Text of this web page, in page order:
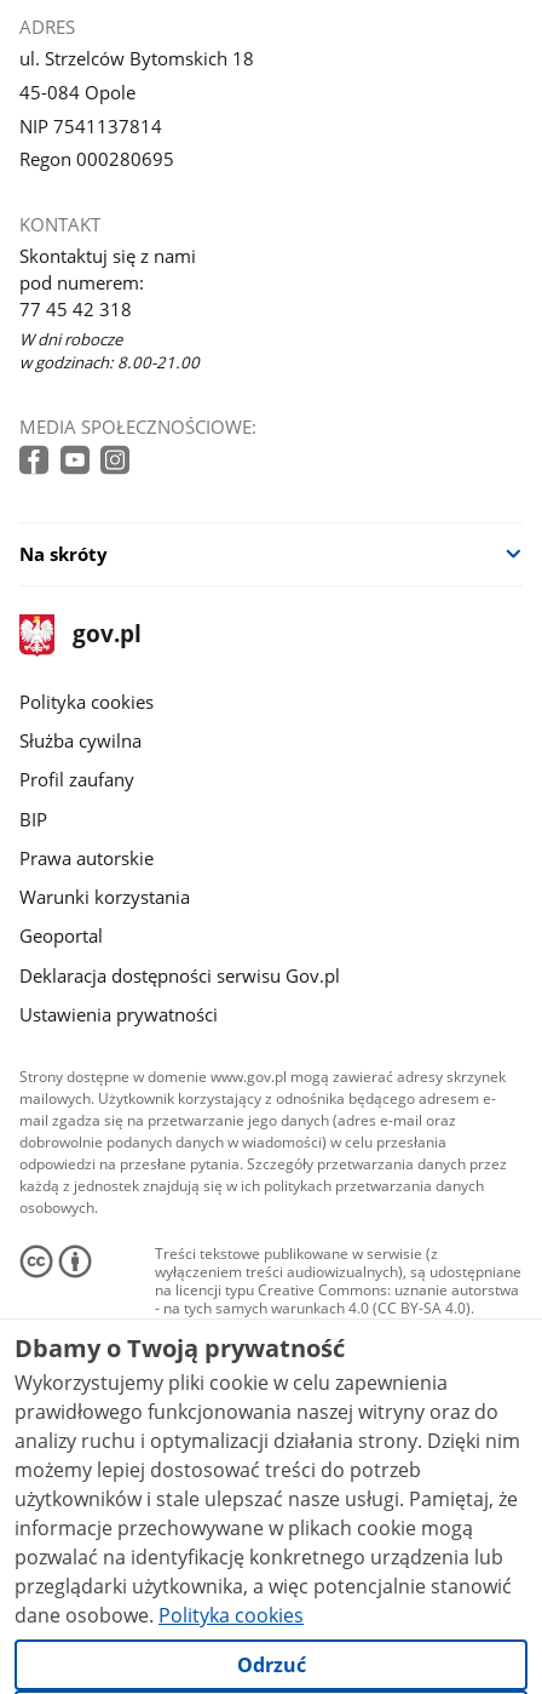
ADRES
ul. Strzelców Bytomskich 18
45-084 Opole
NIP 7541137814
Regon 000280695
KONTAKT
Skontaktuj się z nami
pod numerem:
77 45 42 318
W dni robocze
w godzinach: 8.00-21.00
MEDIA SPOŁECZNOŚCIOWE:
Na skróty
stopka
gov.pl
Strona
gov.pl
gov.pl
Polityka cookies
Służba cywilna
Profil zaufany
BIP
Prawa autorskie
Warunki korzystania
Geoportal
Deklaracja dostępności serwisu Gov.pl
Ustawienia prywatności
Strony dostępne w domenie www.gov.pl mogą zawierać adresy skrzynek
mailowych. Użytkownik korzystający z odnośnika będącego adresem e-
mail zgadza się na przetwarzanie jego danych (adres e-mail oraz
dobrowolnie podanych danych w wiadomości) w celu przesłania
odpowiedzi na przesłane pytania. Szczegóły przetwarzania danych przez
każdą z jednostek znajdują się w ich politykach przetwarzania danych
osobowych.
Treści tekstowe publikowane w serwisie (z
wyłączeniem treści audiowizualnych), są udostępniane
na licencji typu Creative Commons: uznanie autorstwa
- na tych samych warunkach 4.0 (CC BY-SA 4.0).
Materiały audiowizualne, w tym zdjęcia, materiały
audio i wideo, są udostępniane na licencji typu
Creative Commons: uznanie autorstwa użycie
niekomercyjne - bez utworów zależnych 4.0 (CC BY-
NC-ND 4.0), o ile nie jest to stwierdzone inaczej.
Dbamy o Twoją prywatność
Wykorzystujemy pliki cookie w celu zapewnienia
prawidłowego funkcjonowania naszej witryny oraz do
analizy ruchu i optymalizacji działania strony. Dzięki nim
możemy lepiej dostosować treści do potrzeb
użytkowników i stale ulepszać nasze usługi. Pamiętaj, że
informacje przechowywane w plikach cookie mogą
pozwalać na identyfikację konkretnego urządzenia lub
przeglądarki użytkownika, a więc potencjalnie stanowić
dane osobowe. Polityka cookies
Odrzuć